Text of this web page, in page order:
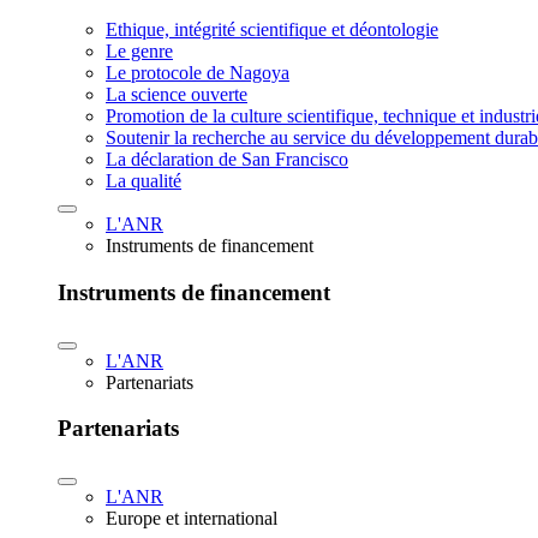
Ethique, intégrité scientifique et déontologie
Le genre
Le protocole de Nagoya
La science ouverte
Promotion de la culture scientifique, technique et
Soutenir la recherche au service du développement
La déclaration de San Francisco
La qualité
L'ANR
Instruments de financement
Instruments de financement
L'ANR
Partenariats
Partenariats
L'ANR
Europe et international